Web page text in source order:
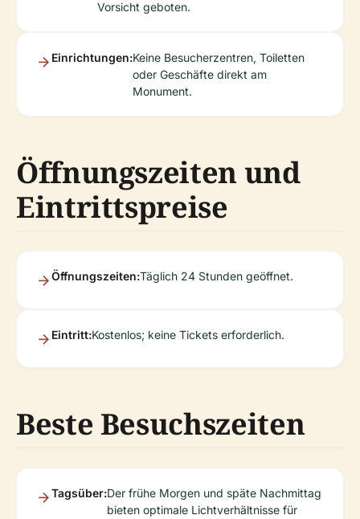
Vorsicht geboten.
Einrichtungen:Keine Besucherzentren, Toiletten
oder Geschäfte direkt am
Monument.
Öffnungszeiten und
Eintrittspreise
Öffnungszeiten:Täglich 24 Stunden geöffnet.
Eintritt:Kostenlos; keine Tickets erforderlich.
Beste Besuchszeiten
Tagsüber:Der frühe Morgen und späte Nachmittag
bieten optimale Lichtverhältnisse für